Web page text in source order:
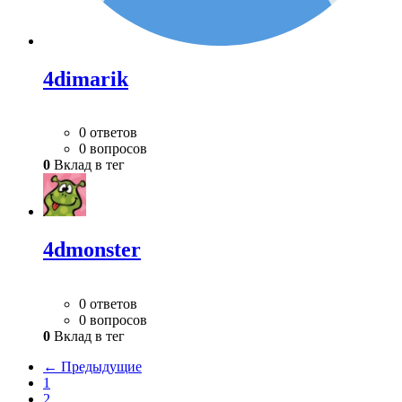
4dimarik
0 ответов
0 вопросов
0 Вклад в тег
4dmonster
0 ответов
0 вопросов
0 Вклад в тег
← Предыдущие
1